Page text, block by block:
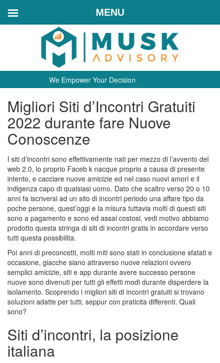
We Empower Your Decision
Migliori Siti d’Incontri Gratuiti
2022 durante fare Nuove
Conoscenze
I siti d’incontri sono effettivamente nati per mezzo di l’avvento del
web 2.0, lo proprio Faceb k nacque proprio a causa di presente
intento, e cacciare nuove amicizie ed nel caso nuovi amori e il
indigenza capo di qualsiasi uomo. Dato che scaltro verso 20 o 10
anni fa iscriversi ad un sito di incontri periodo una affare tipo da
poche persone, quest’oggi e la misura tuttavia molti di questi siti
sono a pagamento e sono ed assai costosi, vedi motivo abbiamo
prodotto questa stringa di siti di incontri gratis in accordare verso
tutti questa possibilita.
Poi anni di preconcetti, molti miti sono stati in conclusione sfatati e
occasione, giacche siano attraverso nuove relazioni ovvero
semplici amicizie, siti e app durante avere successo persone
nuove sono divenuti per tutti gli effetti modi durante disperdere la
isolamento. Scoprendo i migliori siti di incontri gratuiti si trovano
soluzioni adatte per tutti, seppur con praticita differenti. Quali
sono?
Siti d’incontri, la posizione
italiana
MENU